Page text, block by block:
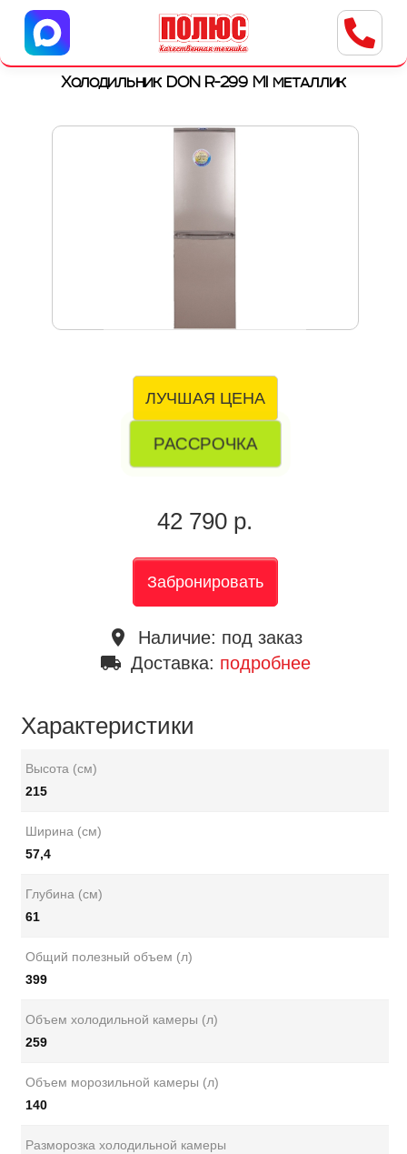
Центр бытовой техники
г. Ульяновск, ул. Пушкарева, 8a
Холодильник DON R-299 MI металлик
ЛУЧШАЯ ЦЕНА
РАССРОЧКА
42 790 р.
Забронировать
place Наличие: под заказ
local_shipping Доставка: подробнее
Характеристики
Высота (см)
215
Ширина (см)
57,4
Глубина (см)
61
Общий полезный объем (л)
399
Объем холодильной камеры (л)
259
Объем морозильной камеры (л)
140
Разморозка холодильной камеры